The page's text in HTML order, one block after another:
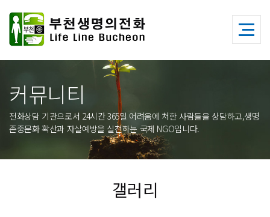
커뮤니티
전화상담 기관으로서 24시간 365일 어려움에 처한 사람들을 상담하고,생명
존중문화 확산과 자살예방을 실천하는 국제 NGO입니다.
갤러리